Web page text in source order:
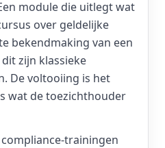
module die uitlegt wat
over geldelijke
bekendmaking van een
zijn klassieke
De voltooiing is het
wat de toezichthouder
trainingen